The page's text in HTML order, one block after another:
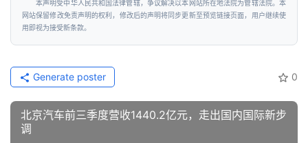
本声明受中华人民共和国法律管辖，争议解决以本网站所在地法院为管辖法院。本
网站保留修改免责声明的权利，修改后的声明将同步更新至预览链接页面，用户继续使
用即视为接受新条款。
0
Generate poster
北京汽车前三季度营收1440.2亿元，走出国内国际新步
调